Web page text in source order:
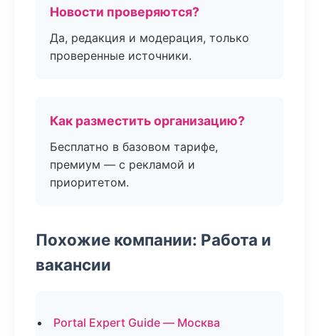
Новости проверяются?
Да, редакция и модерация, только
проверенные источники.
Как разместить организацию?
Бесплатно в базовом тарифе,
премиум — с рекламой и
приоритетом.
Похожие компании: Работа и
вакансии
Portal Expert Guide — Москва